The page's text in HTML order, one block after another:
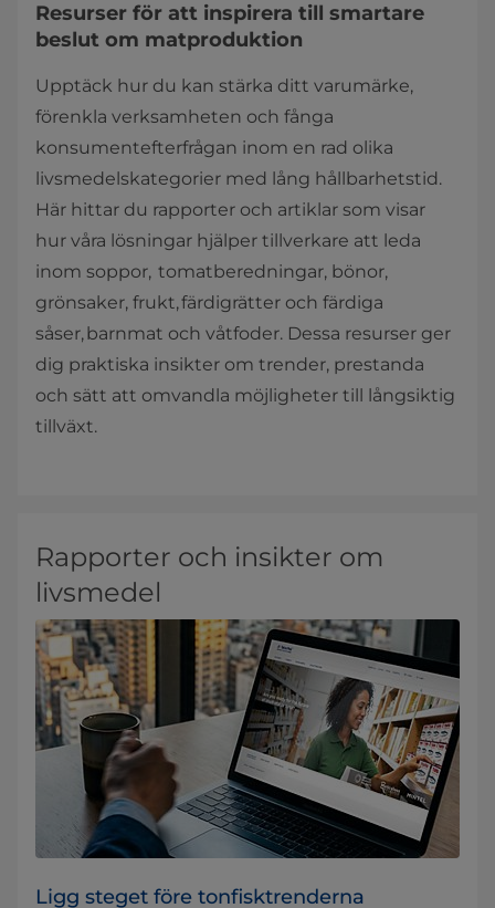
Resurser för att inspirera till smartare
beslut om matproduktion
Upptäck hur du kan stärka ditt varumärke,
förenkla verksamheten och fånga
konsumentefterfrågan inom en rad olika
livsmedelskategorier med lång hållbarhetstid.
Här hittar du rapporter och artiklar som visar
hur våra lösningar hjälper tillverkare att leda
inom soppor, tomatberedningar, bönor,
grönsaker, frukt, färdigrätter och färdiga
såser, barnmat och våtfoder. Dessa resurser ger
dig praktiska insikter om trender, prestanda
och sätt att omvandla möjligheter till långsiktig
tillväxt.
Rapporter och insikter om
livsmedel
Ligg steget före tonfisktrenderna